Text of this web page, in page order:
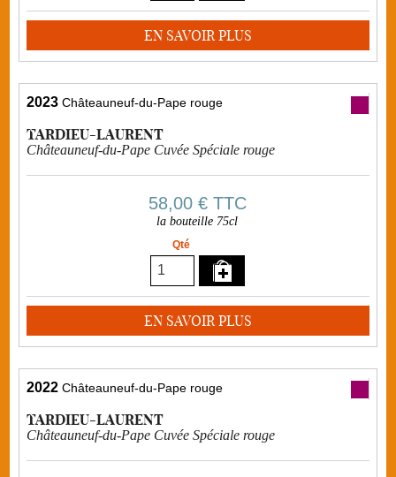
EN SAVOIR PLUS
2023 Châteauneuf-du-Pape rouge
TARDIEU-LAURENT
Châteauneuf-du-Pape Cuvée Spéciale rouge
58,00 €TTC
la bouteille 75cl
Qté
EN SAVOIR PLUS
2022 Châteauneuf-du-Pape rouge
TARDIEU-LAURENT
Châteauneuf-du-Pape Cuvée Spéciale rouge